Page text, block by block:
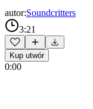
autor:Soundcritters
3:21
Kup utwór
0:00